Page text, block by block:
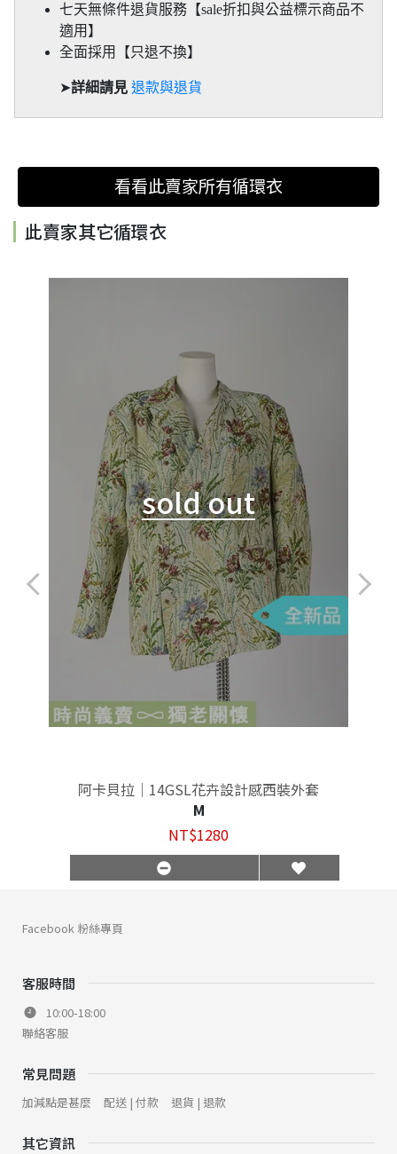
七天無條件退貨服務【sale折扣與公益標示商品不
適用】
全面採用【只退不換】
➤詳細請見 退款與退貨
看看此賣家所有循環衣
此賣家其它循環衣
sold out
阿卡貝拉｜14GSL花卉設計感西裝外套
M
NT$1280
客服時間
10:00-18:00
聯絡客服
常見問題
加減點是甚麼 配送 | 付款 退貨 | 退款
其它資訊
Facebook 粉絲專頁